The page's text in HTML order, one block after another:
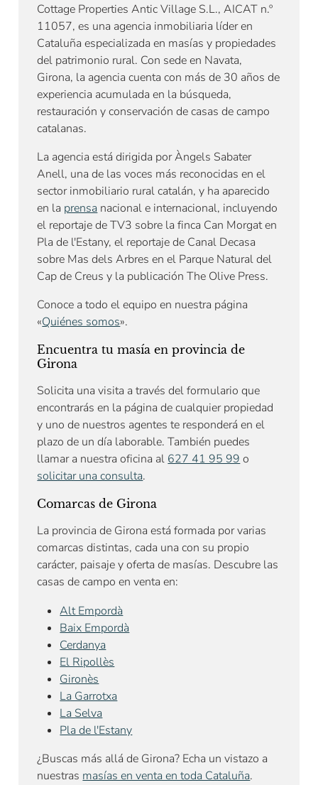
Cottage Properties Antic Village S.L., AICAT n.º
11057, es una agencia inmobiliaria líder en
Cataluña especializada en masías y propiedades
del patrimonio rural. Con sede en Navata,
Girona, la agencia cuenta con más de 30 años de
experiencia acumulada en la búsqueda,
restauración y conservación de casas de campo
catalanas.
La agencia está dirigida por Àngels Sabater
Anell, una de las voces más reconocidas en el
sector inmobiliario rural catalán, y ha aparecido
en la prensa nacional e internacional, incluyendo
el reportaje de TV3 sobre la finca Can Morgat en
Pla de l'Estany, el reportaje de Canal Decasa
sobre Mas dels Arbres en el Parque Natural del
Cap de Creus y la publicación The Olive Press.
Conoce a todo el equipo en nuestra página
«Quiénes somos».
Encuentra tu masía en provincia de
Girona
Solicita una visita a través del formulario que
encontrarás en la página de cualquier propiedad
y uno de nuestros agentes te responderá en el
plazo de un día laborable. También puedes
llamar a nuestra oficina al627 41 95 99o
solicitar una consulta.
Comarcas de Girona
La provincia de Girona está formada por varias
comarcas distintas, cada una con su propio
carácter, paisaje y oferta de masías. Descubre las
casas de campo en venta en:
Alt Empordà
Baix Empordà
Cerdanya
El Ripollès
Gironès
La Garrotxa
La Selva
Pla de l'Estany
¿Buscas más allá de Girona? Echa un vistazo a
nuestras masías en venta en toda Cataluña.